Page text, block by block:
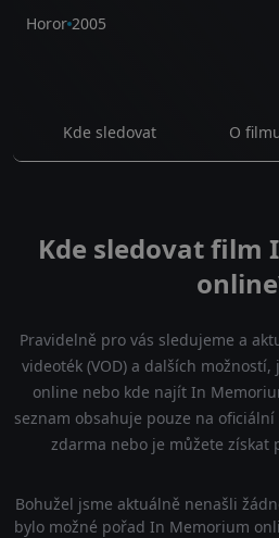
Horor 2005
Kde sledovat O
Kde sledovat film
Pravidelně pro vás sledujeme a
videoték (VOD) a dalších
online nebo kde najít In
seznam obsahuje pouze na
zdarma nebo je můžete získat
Bohužel jsme aktuálně nenašli
bylo možné pořad In Memorium